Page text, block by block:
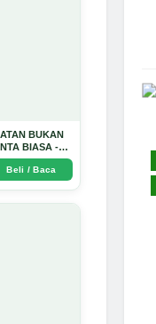
BUKAN
BIASA -
Dinata
Beli / Baca